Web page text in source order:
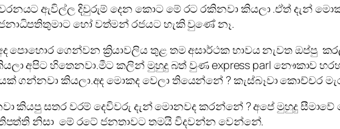
ඇවිල්ල දිවුරුම් දෙන කොට මේ රට රකිනවා කියලා .ඒත් දැන්
හෝ වත්මන් රජයට හැකි වුණේ නෑ.
ගෙන්වන ක්‍රියාවලිය තුළ තම අසාර්ථක භාවය නැවත ඔප්පු
අපිට හිතෙනවා.මීට කලින් මුහුදු බත් වුණ express parl නෞකාව
ගන්නවා කියලා.අද මොකද වෙලා තියෙන්නේ ? කැස්බෑවා කොච්චර
කියපු සතර වරම් දෙවිවරු දැන් මොනවද කරන්නේ ? අපේ මුහුදු
නිසා මේ රටේ ජනතාවට තමයි විදවන්න වෙන්නේ.